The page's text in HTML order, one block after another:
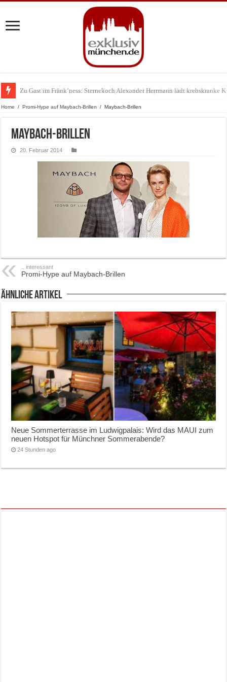
Zu Gast im Fränk’ness: Sternekoch Alexander Herrmann lädt krebskranke
Warum München gerade zum Treffpunkt der Lingerie-Branche wurde
Home / Promi-Hype auf Maybach-Brillen / Maybach-Brillen
Maybach-Brillen
20. Februar 2014
.. interessant
Promi-Hype auf Maybach-Brillen
ähnliche Artikel
Neue Sommerterrasse im Ludwigpalais: Wird das MAUI zum
neuen Hotspot für Münchner Sommerabende?
24 Stunden ago